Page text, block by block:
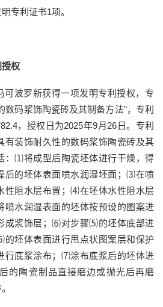
专利证书1项。
权
可波罗新获得一项发明专利授权，专
数码浆饰陶瓷砖及其制备方法”，专利
，授权日为2025年9月26日。专利
有装饰耐久性的数码浆饰陶瓷砖及其
：⑴将成型后陶瓷坯体进行干燥，得
后的坯体表面喷水润湿坯面；⑶在喷
性阻水层布置；⑷在坯体水性阻水层
水润湿表面的坯体按预设的图案进
成浆饰层；⑹对步骤⑸的坯体底部进
坯体表面进行甩点状图案层和保护
行底浆涂布；⑺涂布底浆后的坯体进
的陶瓷制品直接磨边或抛光后再磨